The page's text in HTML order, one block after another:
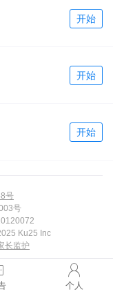
开始
开始
开始
号
号
Ku25 Inc
长监护
个人